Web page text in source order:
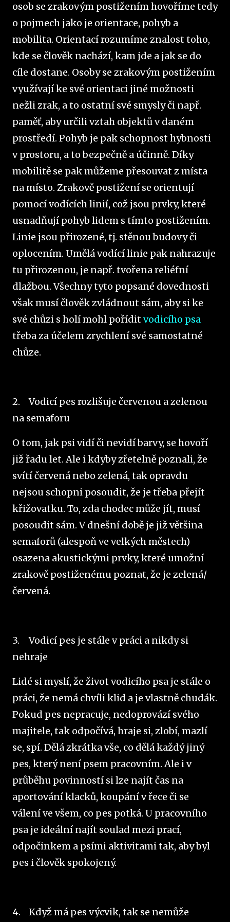
osob se zrakovým postižením hovoříme tedy
o pojmech jako je orientace, pohyb a
mobilita. Orientací rozumíme znalost toho,
kde se člověk nachází, kam jde a jak se do
cíle dostane. Osoby se zrakovým postižením
využívají ke své orientaci jiné možnosti
nežli zrak, a to ostatní své smysly či např.
paměť, aby určili vztah objektů v daném
prostředí. Pohyb je pak schopnost hybnosti
v prostoru, a to bezpečně a účinně. Díky
mobilitě se pak můžeme přesouvat z místa
na místo. Zrakově postižení se orientují
pomocí vodících linií, což jsou prvky, které
usnadňují pohyb lidem s tímto postižením.
Linie jsou přirozené, tj. stěnou budovy či
oplocením. Umělá vodící linie pak nahrazuje
tu přirozenou, je např. tvořena reliéfní
dlažbou. Všechny tyto popsané dovednosti
však musí člověk zvládnout sám, aby si ke
své chůzi s holí mohl poříditvodicího psa
třeba za účelem zrychlení své samostatné
chůze.
2.
Vodicí pes rozlišuje červenou a zelenou
na semaforu
O tom, jak psi vidí či nevidí barvy, se hovoří
již řadu let. Ale i kdyby zřetelně poznali, že
svítí červená nebo zelená, tak opravdu
nejsou schopni posoudit, že je třeba přejít
křižovatku. To, zda chodec může jít, musí
posoudit sám. V dnešní době je již většina
semaforů (alespoň ve velkých městech)
osazena akustickými prvky, které umožní
zrakově postiženému poznat, že je zelená/
červená.
3.
Vodicí pes je stále v práci a nikdy si
nehraje
Lidé si myslí, že život vodicího psa je stále o
práci, že nemá chvíli klid a je vlastně chudák.
Pokud pes nepracuje, nedoprovází svého
majitele, tak odpočívá, hraje si, zlobí, mazlí
se, spí. Dělá zkrátka vše, co dělá každý jiný
pes, který není psem pracovním. Ale i v
průběhu povinností si lze najít čas na
aportování klacků, koupání v řece či se
válení ve všem, co pes potká. U pracovního
psa je ideální najít soulad mezi prací,
odpočinkem a psími aktivitami tak, aby byl
pes i člověk spokojený.
4. Když má pes výcvik, tak se nemůže